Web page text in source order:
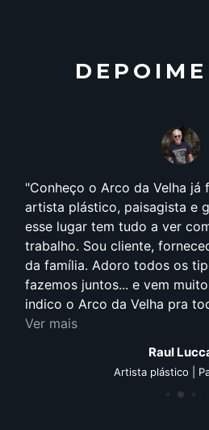
Anos 90, foi quando
pensar que arquitetura e
da minha vida profissional.
e frequentando de maneira
Norte, pude contemplar de
estilo proposto pelo arquiteto
Visivelmente sempre
conceito de sustentabilidade,
Cristian Borgonovi
Arquiteto | Gestão de